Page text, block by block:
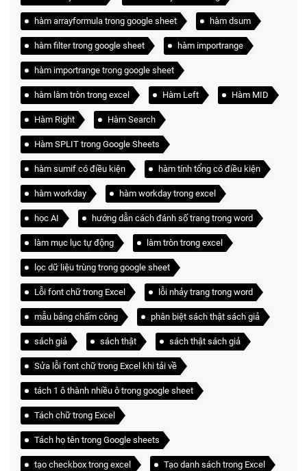
hàm arrayformula trong google sheet hàm dsum
hàm filter trong google sheet hàm importrange
hàm importrange trong google sheet
hàm làm tròn trong excel Hàm Left Hàm MID
Hàm Right Hàm Search
Hàm SPLIT trong Google Sheets
hàm sumif có điều kiện hàm tính tổng có điều kiện
hàm workday hàm workday trong excel
học AI hướng dẫn cách đánh số trang trong word
làm mục lục tự động làm tròn trong excel
lọc dữ liệu trùng trong google sheet
Lỗi font chữ trong Excel lỗi nhảy trang trong word
mẫu bảng chấm công phân biệt sách thật sách giả
sách giả sách thật sách thật sách giả
Sửa lỗi font chữ trong Excel khi tải về
tách 1 ô thành nhiều ô trong google sheet
Tách chữ trong Excel
Tách họ tên trong Google sheets
tạo checkbox trong excel Tạo danh sách trong Excel